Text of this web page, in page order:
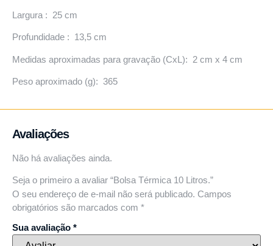
Largura : 25 cm
Profundidade : 13,5 cm
Medidas aproximadas para gravação (CxL): 2 cm x 4 cm
Peso aproximado (g): 365
Avaliações
Não há avaliações ainda.
Seja o primeiro a avaliar “Bolsa Térmica 10 Litros.”
O seu endereço de e-mail não será publicado. Campos
obrigatórios são marcados com *
Sua avaliação *